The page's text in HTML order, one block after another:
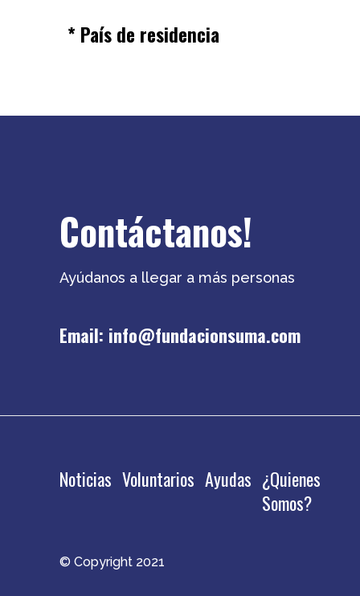
* País de residencia
Contáctanos!
Ayúdanos a llegar a más personas
Email: info@fundacionsuma.com
Noticias Voluntarios Ayudas ¿Quienes
Somos?
© Copyright 2021